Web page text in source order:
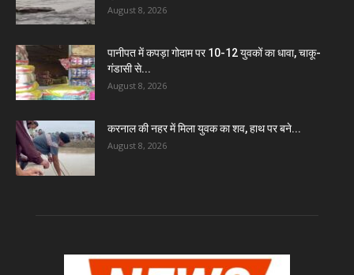
August 8, 2026
पानीपत में कपड़ा गोदाम पर 10-12 युवकों का धावा, चाकू-
गंडासी से...
August 8, 2026
करनाल की नहर में मिला युवक का शव, हाथ पर बने...
August 8, 2026